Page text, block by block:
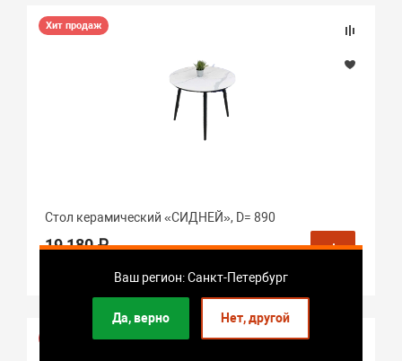
Ваш регион: Санкт-Петербург
Да, верно Нет, другой
Хит продаж
Стол керамический «СИДНЕЙ», D= 890
19 180 ₽
Наличие: мало
Хит продаж